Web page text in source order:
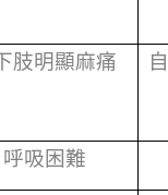
肢明顯麻痛
吸困難